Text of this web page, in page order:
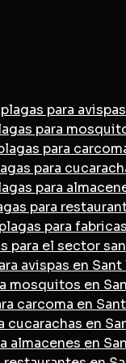
para
para
para
para
para
para
para
para el sector
avispas en
mosquitos en
carcoma en
cucarachas en
almacenes en